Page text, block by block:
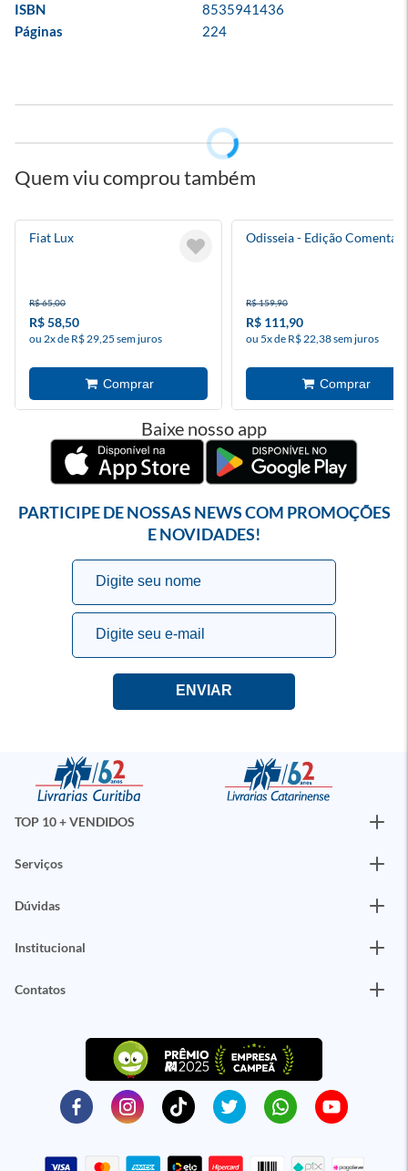
ISBN
8535941436
Páginas
224
Quem viu comprou também
Fiat Lux
R$ 65,00
R$ 58,50
ou 2x de R$ 29,25 sem juros
Odisseia - Edição
R$ 159,90
R$ 111,90
ou 5x de R$ 22,38 sem juros
Baixe nosso app
PARTICIPE DE NOSSAS NEWS COM PROMOÇÕES
E NOVIDADES!
TOP 10 + VENDIDOS
Serviços
Dúvidas
Institucional
Contatos